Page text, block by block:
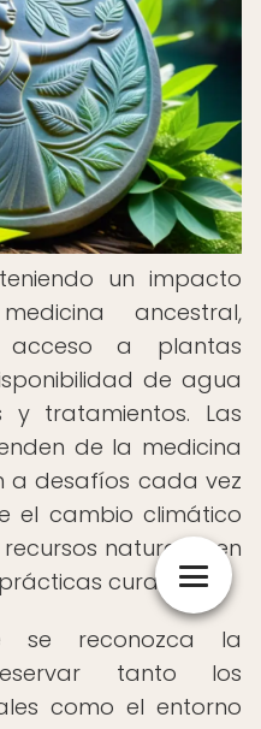
un impacto
ancestral,
a plantas
de agua
tratamientos. Las
de la medicina
a desafíos cada vez
el cambio climático
naturales en
curativas.
se reconozca la
tanto los
como el entorno